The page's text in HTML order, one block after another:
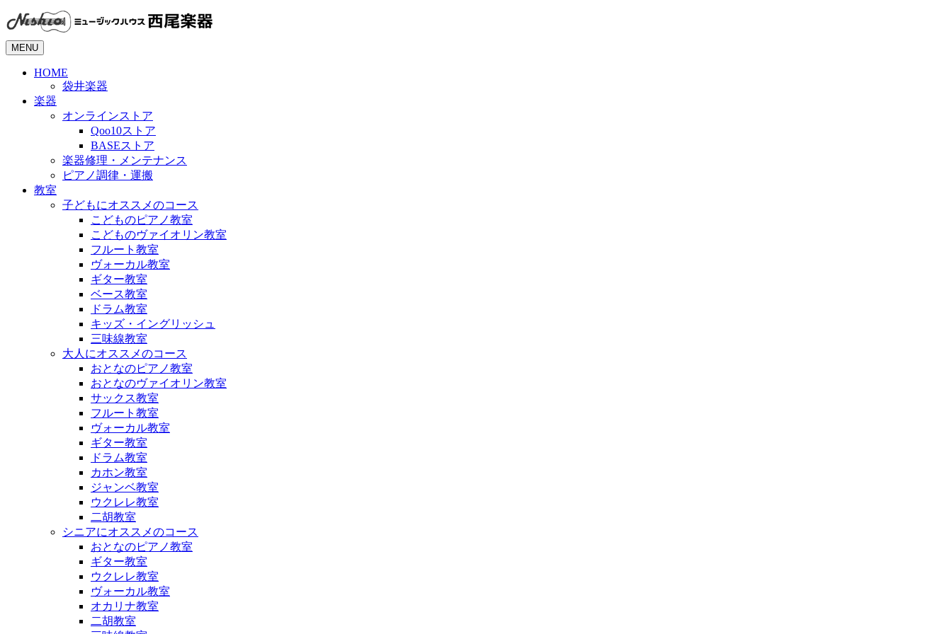
MENU
HOME
袋井楽器
楽器
オンラインストア
Qoo10ストア
BASEストア
楽器修理・メンテナンス
ピアノ調律・運搬
教室
子どもにオススメのコース
こどものピアノ教室
こどものヴァイオリン教室
フルート教室
ヴォーカル教室
ギター教室
ベース教室
ドラム教室
キッズ・イングリッシュ
三味線教室
大人にオススメのコース
おとなのピアノ教室
おとなのヴァイオリン教室
サックス教室
フルート教室
ヴォーカル教室
ギター教室
ドラム教室
カホン教室
ジャンベ教室
ウクレレ教室
二胡教室
シニアにオススメのコース
おとなのピアノ教室
ギター教室
ウクレレ教室
ヴォーカル教室
オカリナ教室
二胡教室